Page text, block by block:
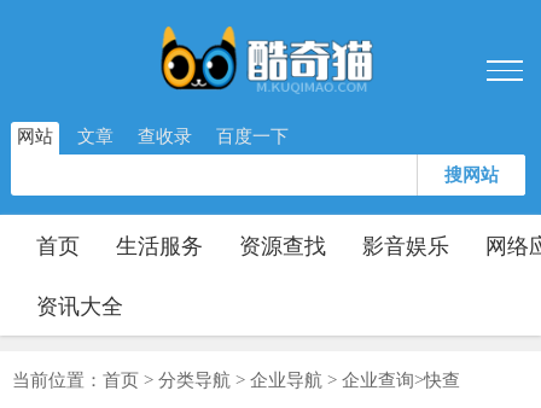
网站 文章 查收录 百度一下
搜网站
首页 生活服务 资源查找 影音娱乐 网络
资讯大全
当前位置： 首页 > 分类导航 > 企业导航 > 企业查询>快查